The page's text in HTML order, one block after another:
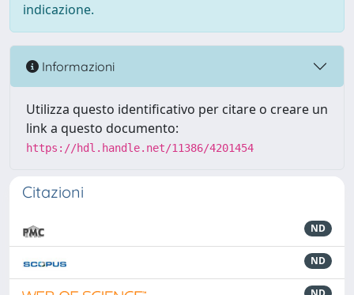
indicazione.
Informazioni
Utilizza questo identificativo per citare o creare un
link a questo documento:
https://hdl.handle.net/11386/4201454
Citazioni
ND
ND